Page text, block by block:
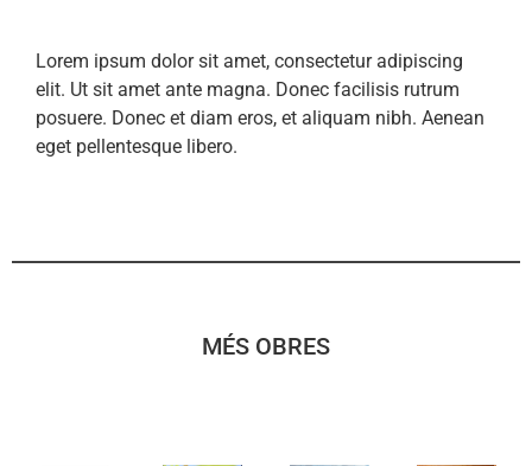
Lorem ipsum dolor sit amet, consectetur adipiscing
elit. Ut sit amet ante magna. Donec facilisis rutrum
posuere. Donec et diam eros, et aliquam nibh. Aenean
eget pellentesque libero.
MÉS OBRES